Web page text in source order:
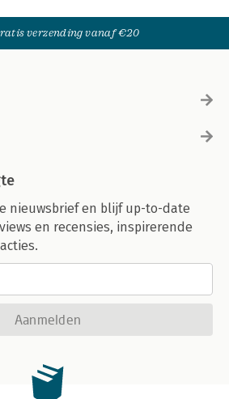
verzending vanaf €20
nieuwsbrief en blijf up-to-date
en recensies, inspirerende
Aanmelden